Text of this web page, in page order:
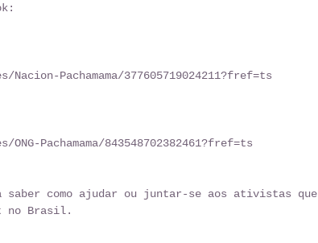
Pachamama/377605719024211?fref=ts
Pachamama/843548702382461?fref=ts
saber como ajudar ou juntar-se aos ativistas que
no Brasil.